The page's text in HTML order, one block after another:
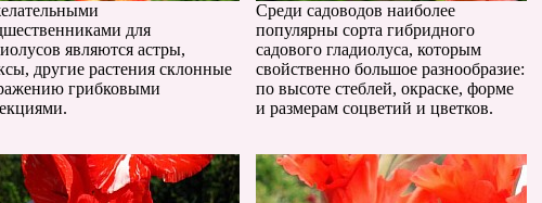
для
являются астры,
другие растения склонные
грибковыми
Среди садоводов наиболее
популярны сорта гибридного
садового гладиолуса, которым
свойственно большое разнообразие:
по высоте стеблей, окраске, форме
и размерам соцветий и цветков.